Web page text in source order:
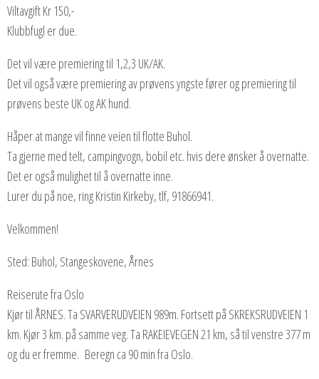
Viltavgift Kr 150,-
Klubbfugl er due.
Det vil være premiering til 1,2,3 UK/AK.
Det vil også være premiering av prøvens yngste fører og premiering til
prøvens beste UK og AK hund.
Håper at mange vil finne veien til flotte Buhol.
Ta gjerne med telt, campingvogn, bobil etc. hvis dere ønsker å overnatte.
Det er også mulighet til å overnatte inne.
Lurer du på noe, ring Kristin Kirkeby, tlf, 91866941.
Velkommen!
Sted: Buhol, Stangeskovene, Årnes
Reiserute fra Oslo
Kjør til ÅRNES. Ta SVARVERUDVEIEN 989m. Fortsett på SKREKSRUDVEIEN 1
km. Kjør 3 km. på samme veg. Ta RAKEIEVEGEN 21 km, så til venstre 377 m
og du er fremme. Beregn ca 90 min fra Oslo.